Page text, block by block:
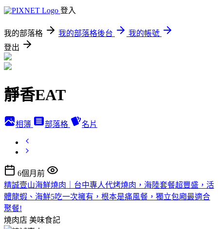
登入
我的部落格 我的部落格後台
我的帳號
登出
靜香EAT
相簿 部落格 名片
6個月前
精誠壹山海鮮燒肉｜台中專人代烤燒肉，海陸套餐超豐盛，活
體龍蝦、海鮮5吃一次擁有，根本是痛風餐，獨立包廂最適合
聚餐!
燒肉店 美味食記